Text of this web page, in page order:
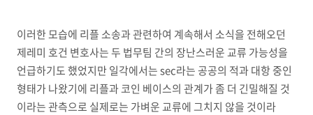
이러한 모습에 리플 소송과 관련하여 계속해서 소식을 전해오던
제레미 호건 변호사는 두 법무팀 간의 장난스러운 교류 가능성을
언급하기도 했었지만 일각에서는 sec라는 공공의 적과 대항 중인
형태가 나왔기에 리플과 코인 베이스의 관계가 좀 더 긴밀해질 것
이라는 관측으로 실제로는 가벼운 교류에 그치지 않을 것이라